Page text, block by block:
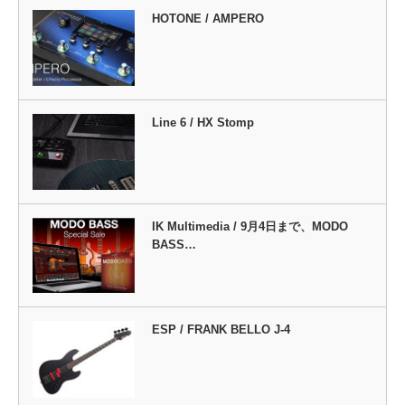
HOTONE / AMPERO
Line 6 / HX Stomp
IK Multimedia / 9月4日まで、MODO
BASS…
ESP / FRANK BELLO J-4